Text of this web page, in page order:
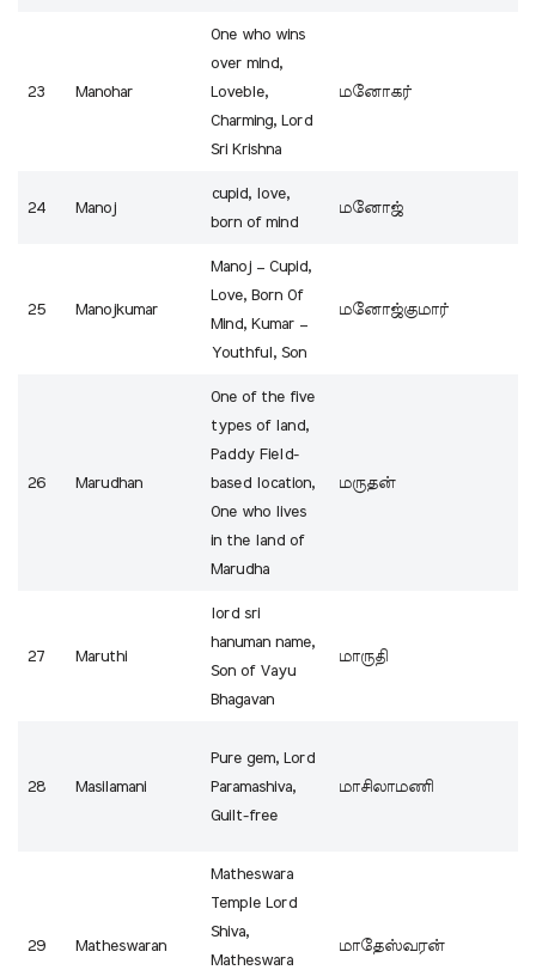
23 Manohar
One who wins
over mind,
Loveble,
Charming, Lord
Sri Krishna
மனோகர்
24 Manoj
cupid, love,
born of mind
மனோஜ்
25 Manojkumar
Manoj – Cupid,
Love, Born Of
Mind, Kumar –
Youthful, Son
மனோஜ்குமார்
26 Marudhan
One of the five
types of land,
Paddy Field-
based location,
One who lives
in the land of
Marudha
மருதன்
27 Maruthi
lord sri
hanuman name,
Son of Vayu
Bhagavan
மாருதி
28 Masilamani
Pure gem, Lord
Paramashiva,
Guilt-free
மாசிலாமணி
29 Matheswaran
Matheswara
Temple Lord
Shiva,
Matheswara
மாதேஸ்வரன்